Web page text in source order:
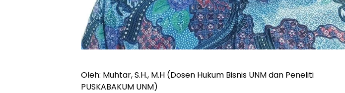
Oleh: Muhtar, S.H., M.H (Dosen Hukum Bisnis UNM dan Peneliti
PUSKABAKUM UNM)